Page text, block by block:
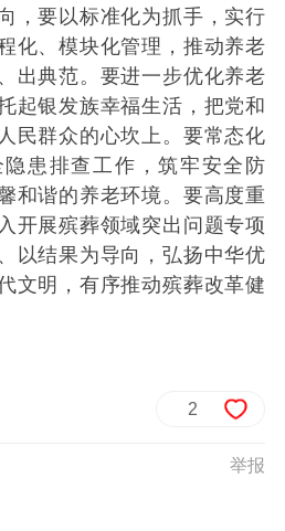
，要以标准化为抓手，实行
化、模块化管理，推动养老
出典范。要进一步优化养老
起银发族幸福生活，把党和
民群众的心坎上。要常态化
患排查工作，筑牢安全防
和谐的养老环境。要高度重
开展殡葬领域突出问题专项
以结果为导向，弘扬中华优
文明，有序推动殡葬改革健
2
举报